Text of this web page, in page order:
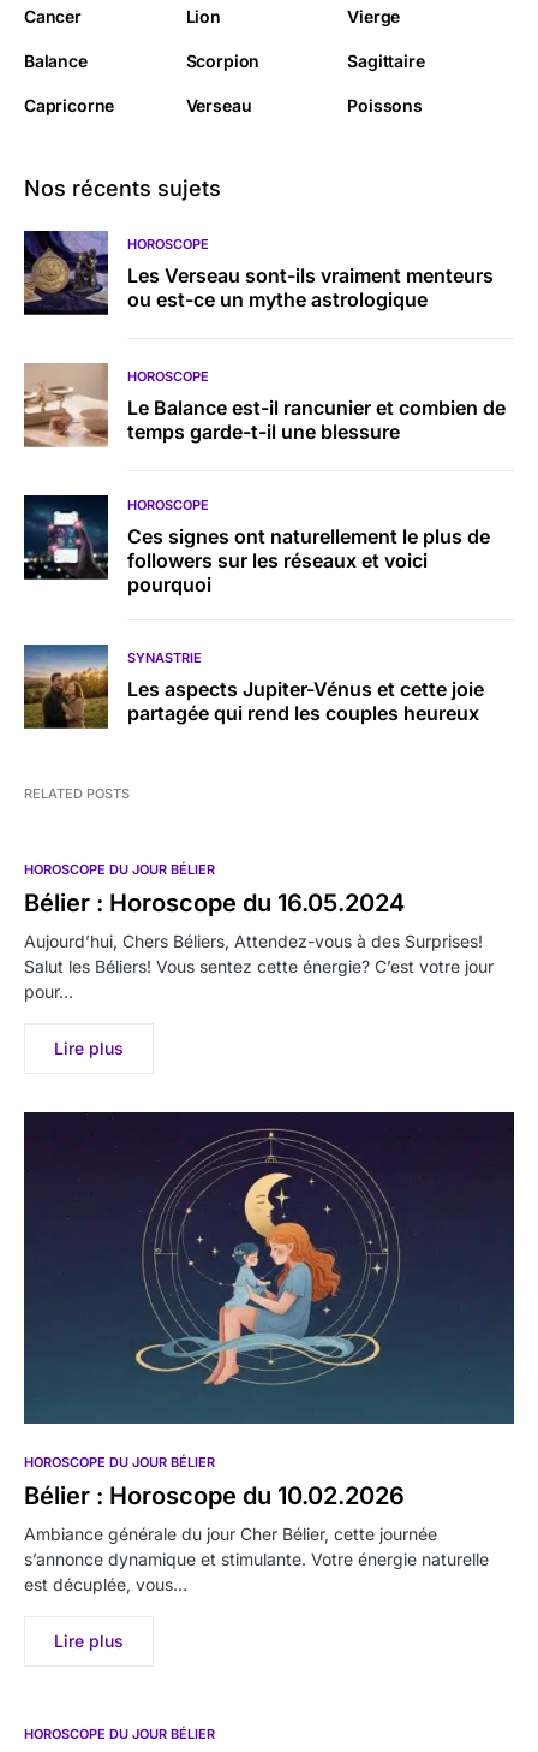
Cancer Lion Vierge
Balance Scorpion Sagittaire
Capricorne Verseau Poissons
Nos récents sujets
HOROSCOPE
Les Verseau sont-ils vraiment menteurs
ou est-ce un mythe astrologique
HOROSCOPE
Le Balance est-il rancunier et combien de
temps garde-t-il une blessure
HOROSCOPE
Ces signes ont naturellement le plus de
followers sur les réseaux et voici
pourquoi
SYNASTRIE
Les aspects Jupiter-Vénus et cette joie
partagée qui rend les couples heureux
RELATED POSTS
HOROSCOPE DU JOUR BÉLIER
Bélier : Horoscope du 16.05.2024
Aujourd’hui, Chers Béliers, Attendez-vous à des Surprises!
Salut les Béliers! Vous sentez cette énergie? C’est votre jour
pour…
Lire plus
HOROSCOPE DU JOUR BÉLIER
Bélier : Horoscope du 10.02.2026
Ambiance générale du jour Cher Bélier, cette journée
s’annonce dynamique et stimulante. Votre énergie naturelle
est décuplée, vous…
Lire plus
HOROSCOPE DU JOUR BÉLIER